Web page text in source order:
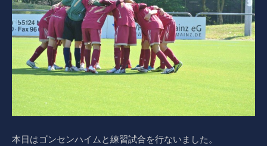
本日はゴンセンハイムと練習試合を行ないました。